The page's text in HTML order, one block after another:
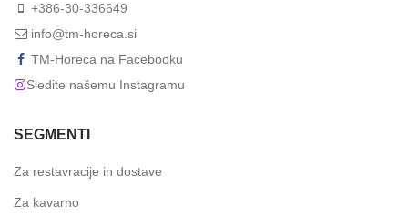
+386-30-336649
info@tm-horeca.si
TM-Horeca na Facebooku
Sledite našemu Instagramu
SEGMENTI
Za restavracije in dostave
Za kavarno